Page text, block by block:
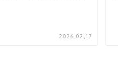
2026,02,17